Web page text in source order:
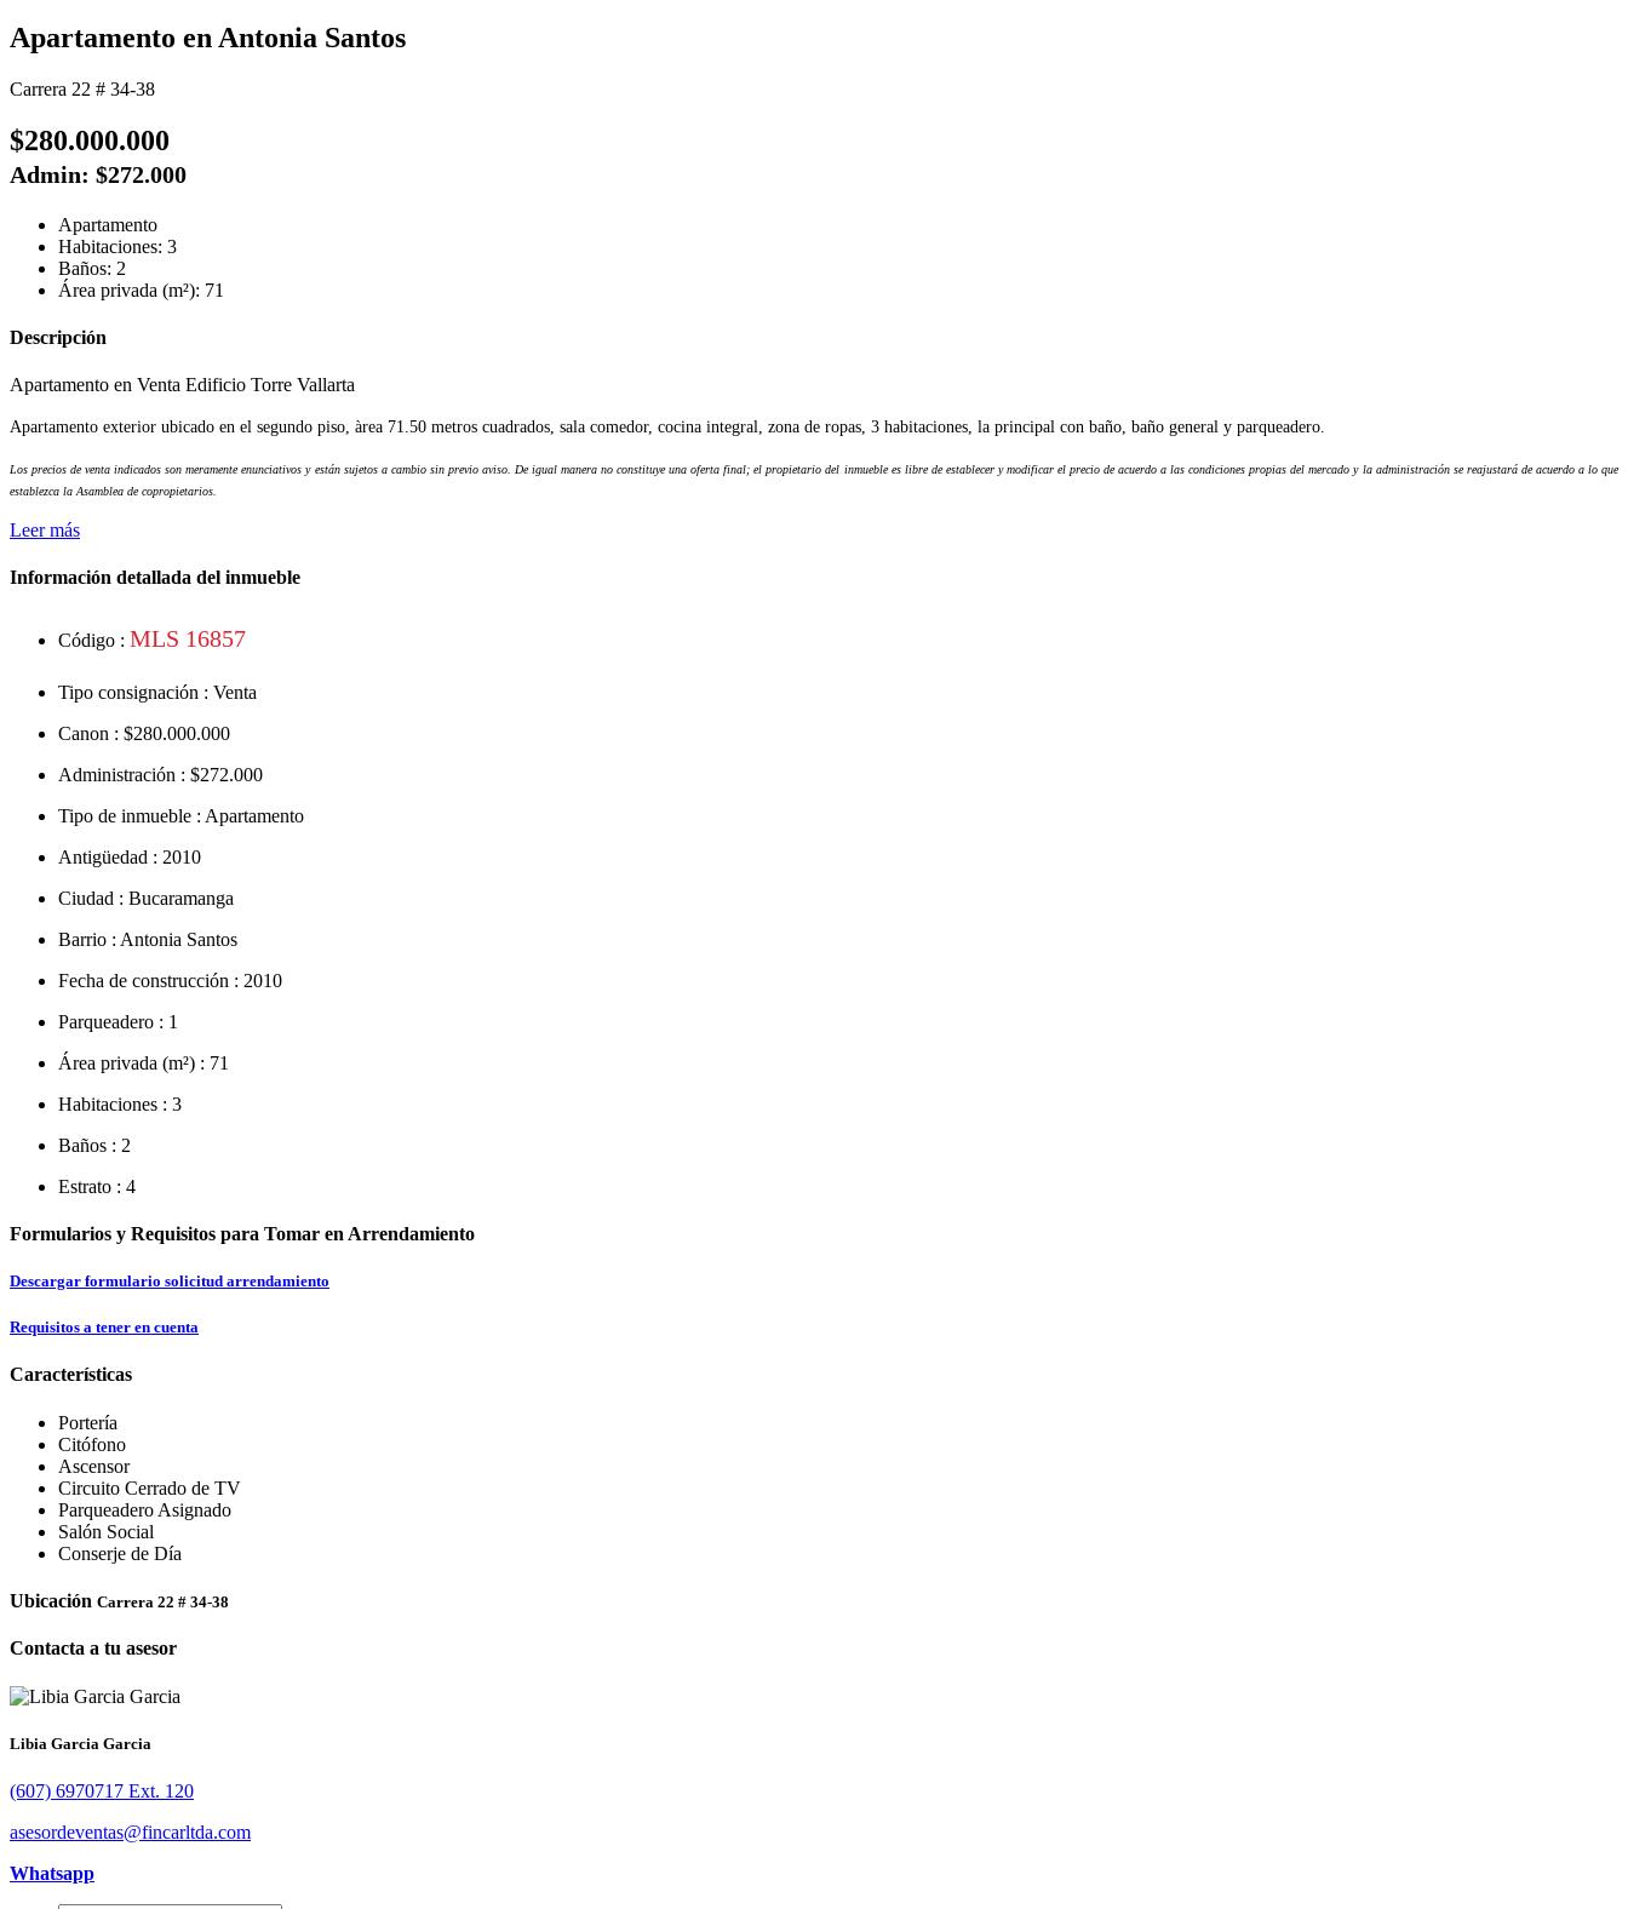
Apartamento en Antonia Santos
Carrera 22 # 34-38
$280.000.000
Admin: $272.000
Apartamento
Habitaciones: 3
Baños: 2
Área privada (m²): 71
Descripción
Apartamento en Venta Edificio Torre Vallarta
Apartamento exterior ubicado en el segundo piso, àrea 71.50 metros cuadrados, sala comedor, cocina integral, zona de ropas, 3 habitaciones, la principal con baño, baño general y parqueadero.
Los precios de venta indicados son meramente enunciativos y están sujetos a cambio sin previo aviso. De igual manera no constituye una oferta final; el propietario del inmueble es libre de establecer y modificar el precio de acuerdo a las condiciones propias del mercado y la administración se reajustará de acuerdo a lo que
establezca la Asamblea de copropietarios.
Leer más
Información detallada del inmueble
Código : MLS 16857
Tipo consignación : Venta
Canon : $280.000.000
Administración : $272.000
Tipo de inmueble : Apartamento
Antigüedad : 2010
Ciudad : Bucaramanga
Barrio : Antonia Santos
Fecha de construcción : 2010
Parqueadero : 1
Área privada (m²) : 71
Habitaciones : 3
Baños : 2
Estrato : 4
Formularios y Requisitos para Tomar en Arrendamiento
Descargar formulario solicitud arrendamiento
Requisitos a tener en cuenta
Características
Portería
Citófono
Ascensor
Circuito Cerrado de TV
Parqueadero Asignado
Salón Social
Conserje de Día
Ubicación Carrera 22 # 34-38
Contacta a tu asesor
Libia Garcia Garcia
(607) 6970717 Ext. 120
asesordeventas@fincarltda.com
Whatsapp